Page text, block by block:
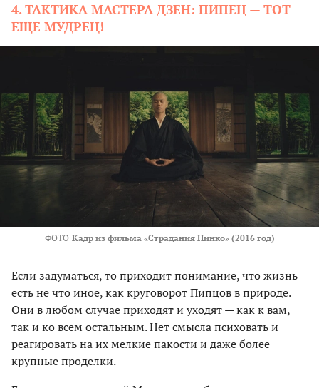
4. ТАКТИКА МАСТЕРА ДЗЕН: ПИПЕЦ — ТОТ
ЕЩЕ МУДРЕЦ!
ФОТО Кадр из фильма «Страдания Нинко» (2016 год)
Если задуматься, то приходит понимание, что жизнь
есть не что иное, как круговорот Пипцов в природе.
Они в любом случае приходят и уходят — как к вам,
так и ко всем остальным. Нет смысла психовать и
реагировать на их мелкие пакости и даже более
крупные проделки.